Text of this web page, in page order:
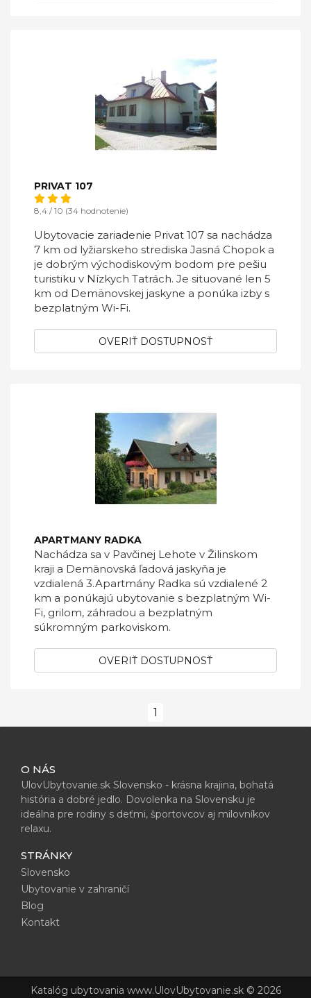
PRIVAT 107
8,4 / 10 (34 hodnotenie)
Ubytovacie zariadenie Privat 107 sa nachádza
7 km od lyžiarskeho strediska Jasná Chopok a
je dobrým východiskovým bodom pre pešiu
turistiku v Nízkych Tatrách. Je situované len 5
km od Demänovskej jaskyne a ponúka izby s
bezplatným Wi-Fi.
OVERIŤ DOSTUPNOSŤ
APARTMANY RADKA
Nachádza sa v Pavčinej Lehote v Žilinskom
kraji a Demänovská ľadová jaskyňa je
vzdialená 3.Apartmány Radka sú vzdialené 2
km a ponúkajú ubytovanie s bezplatným Wi-
Fi, grilom, záhradou a bezplatným
súkromným parkoviskom.
OVERIŤ DOSTUPNOSŤ
1
O NÁS
UlovUbytovanie.sk Slovensko - krásna krajina, bohatá
história a dobré jedlo. Dovolenka na Slovensku je
ideálna pre rodiny s deťmi, športovcov aj milovníkov
relaxu.
STRÁNKY
Slovensko
Ubytovanie v zahraničí
Blog
Kontakt
Katalóg ubytovania www.UlovUbytovanie.sk © 2026